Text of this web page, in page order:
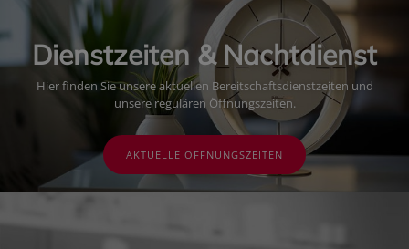
Dienstzeiten & Nachtdienst
Hier finden Sie unsere aktuellen Bereitschaftsdienstzeiten und
unsere regulären Öffnungszeiten.
AKTUELLE ÖFFNUNGSZEITEN